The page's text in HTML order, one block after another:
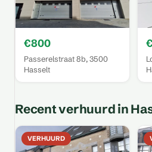
€800
Passerelstraat 8b, 3500
Hasselt
Recent verhuurd in
VERHUURD